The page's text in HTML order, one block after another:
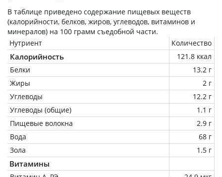
В таблице приведено содержание пищевых веществ
(калорийности, белков, жиров, углеводов, витаминов и
минералов) на 100 грамм съедобной части.
Нутриент
Количество
Калорийность
121.8 ккал
Белки
13.2 г
Жиры
2 г
Углеводы
12.2 г
Углеводы (общие)
1.1 г
Пищевые волокна
2.9 г
Вода
68 г
Зола
1.5 г
Витамины